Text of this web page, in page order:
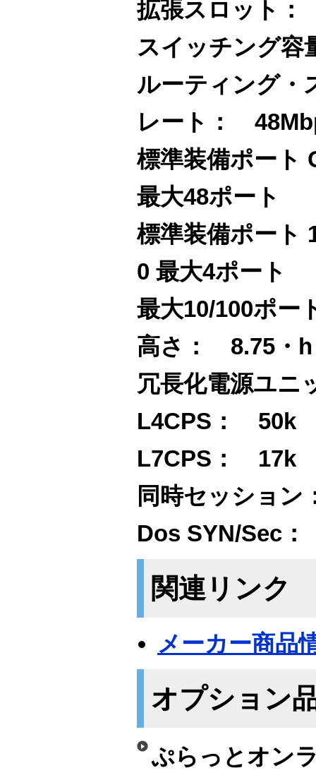
拡張スロット
スイッチング
ルーティング・
レート：
標準装備ポー
最大48ポート
標準装備ポー
0 最大4ポート
最大10/100ポ
高さ： 8.75・h
冗長化電源ユ
L4CPS： 50k
L7CPS： 17k
同時セッショ
Dos SYN/Sec
関連リンク
メーカー商品
オプション
ぷらっとオン